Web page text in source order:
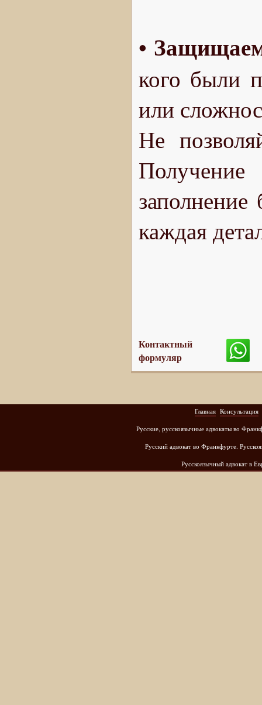
•
кого были
или
Не
каждая
Контактный
формуляр
Главная Консультация
Русские, русскоязычные адвокаты во
Русский адвокат во Франкфурте.
Русскоязычный адвокат в